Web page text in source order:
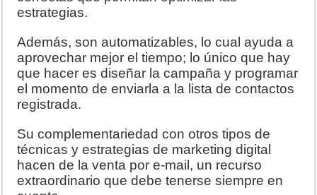
estrategias.
Además, son automatizables, lo cual ayuda a
aprovechar mejor el tiempo; lo único que hay
que hacer es diseñar la campaña y programar
el momento de enviarla a la lista de contactos
registrada.
Su complementariedad con otros tipos de
técnicas y estrategias de marketing digital
hacen de la venta por e-mail, un recurso
extraordinario que debe tenerse siempre en